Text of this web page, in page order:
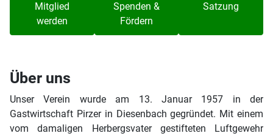
Mitglied
werden
Spenden &
Fördern
Satzung
Über uns
Unser Verein wurde am 13. Januar 1957 in der
Gastwirtschaft Pirzer in Diesenbach gegründet. Mit einem
vom damaligen Herbergsvater gestifteten Luftgewehr